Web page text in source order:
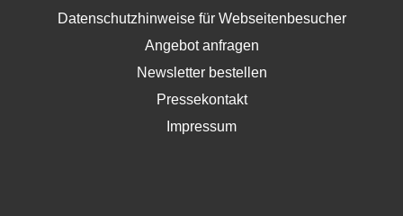
Datenschutzhinweise für Webseitenbesucher
Angebot anfragen
Newsletter bestellen
Pressekontakt
Impressum